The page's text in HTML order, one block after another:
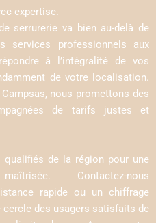
expertise.
serrurerie va bien au-delà de
services professionnels aux
à l’intégralité de vos
de votre localisation.
nous promettons des
de tarifs justes et
qualifiés de la région pour une
Contactez-nous
rapide ou un chiffrage
cercle des usagers satisfaits de